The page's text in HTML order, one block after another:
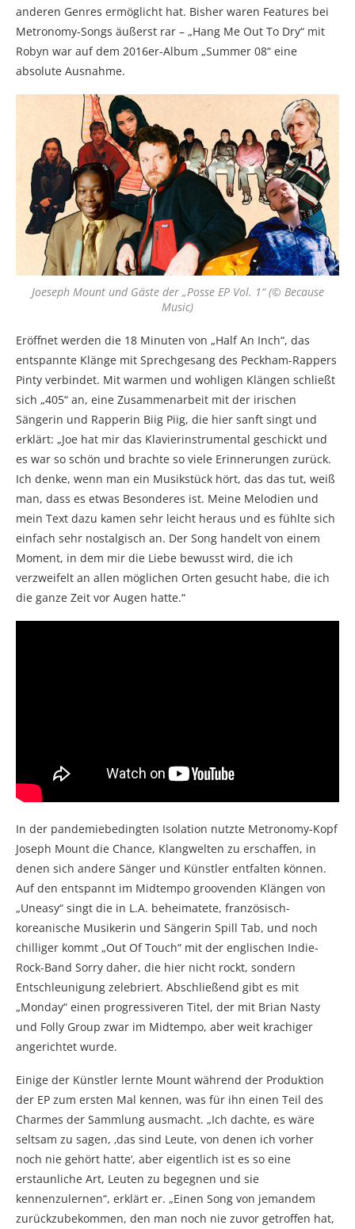
anderen Genres ermöglicht hat. Bisher waren Features bei
Metronomy-Songs äußerst rar – „Hang Me Out To Dry“ mit
Robyn war auf dem 2016er-Album „Summer 08“ eine
absolute Ausnahme.
Joeseph Mount und Gäste der „Posse EP Vol. 1“ (© Because
Music)
Eröffnet werden die 18 Minuten von „Half An Inch“, das
entspannte Klänge mit Sprechgesang des Peckham-Rappers
Pinty verbindet. Mit warmen und wohligen Klängen schließt
sich „405“ an, eine Zusammenarbeit mit der irischen
Sängerin und Rapperin Biig Piig, die hier sanft singt und
erklärt: „Joe hat mir das Klavierinstrumental geschickt und
es war so schön und brachte so viele Erinnerungen zurück.
Ich denke, wenn man ein Musikstück hört, das das tut, weiß
man, dass es etwas Besonderes ist. Meine Melodien und
mein Text dazu kamen sehr leicht heraus und es fühlte sich
einfach sehr nostalgisch an. Der Song handelt von einem
Moment, in dem mir die Liebe bewusst wird, die ich
verzweifelt an allen möglichen Orten gesucht habe, die ich
die ganze Zeit vor Augen hatte.“
In der pandemiebedingten Isolation nutzte Metronomy-Kopf
Joseph Mount die Chance, Klangwelten zu erschaffen, in
denen sich andere Sänger und Künstler entfalten können.
Auf den entspannt im Midtempo groovenden Klängen von
„Uneasy“ singt die in L.A. beheimatete, französisch-
koreanische Musikerin und Sängerin Spill Tab, und noch
chilliger kommt „Out Of Touch“ mit der englischen Indie-
Rock-Band Sorry daher, die hier nicht rockt, sondern
Entschleunigung zelebriert. Abschließend gibt es mit
„Monday“ einen progressiveren Titel, der mit Brian Nasty
und Folly Group zwar im Midtempo, aber weit krachiger
angerichtet wurde.
Einige der Künstler lernte Mount während der Produktion
der EP zum ersten Mal kennen, was für ihn einen Teil des
Charmes der Sammlung ausmacht. „Ich dachte, es wäre
seltsam zu sagen, ‚das sind Leute, von denen ich vorher
noch nie gehört hatte‘, aber eigentlich ist es so eine
erstaunliche Art, Leuten zu begegnen und sie
kennenzulernen“, erklärt er. „Einen Song von jemandem
zurückzubekommen, den man noch nie zuvor getroffen hat,